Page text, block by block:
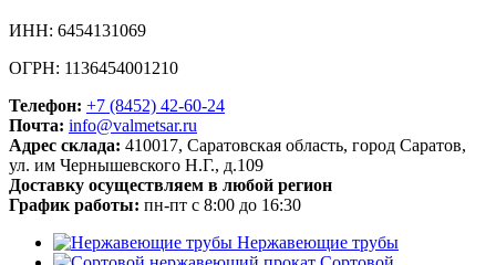
ИНН: 6454131069
ОГРН: 1136454001210
Телефон: +7 (8452) 42-60-24
Почта: info@valmetsar.ru
Адрес склада: 410017, Саратовская область, город Саратов,
ул. им Чернышевского Н.Г., д.109
Доставку осуществляем в любой регион
График работы: пн-пт с 8:00 до 16:30
Нержавеющие трубы